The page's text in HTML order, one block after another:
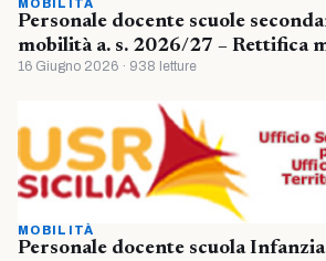
MOBILITÀ
Personale docente scuole
mobilità a. s. 2026/27 – Rettifica
16 Giugno 2026 · 938 letture
MOBILITÀ
Personale docente scuola